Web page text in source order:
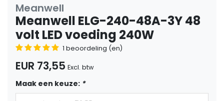
Meanwell
Meanwell ELG-240-48A-3Y 48
volt LED voeding 240W
1 beoordeling (en)
EUR 73,55 Excl. btw
Maak een keuze: *